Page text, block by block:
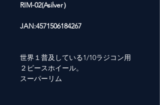
RIM-02(Asilver）
JAN:4571506184267
世界１普及している1/10ラジコン用
２ピースホイール。
スーパーリム